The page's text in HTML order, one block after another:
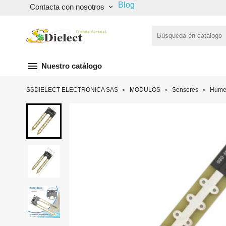
Contacta con nosotros keyboard_arrow_down Blog
menu Nuestro catálogo
SSDIELECT ELECTRONICA SAS MODULOS Sensores